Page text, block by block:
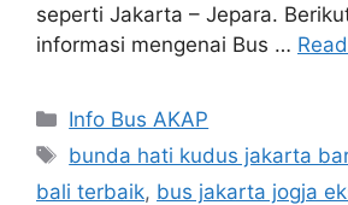
seperti Jakarta – Jepara.
informasi mengenai Bus …
Categories
Info Bus AKAP
Tags
bunda hati kudus jakarta
bali terbaik, bus jakarta jogja